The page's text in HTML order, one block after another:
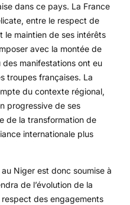
dans ce pays. La France
entre le respect de
le maintien de ses intérêts
avec la montée de
des manifestations ont eu
troupes françaises. La
du contexte régional,
progressive de ses
de la transformation de
internationale plus
Niger est donc soumise à
de l’évolution de la
des engagements